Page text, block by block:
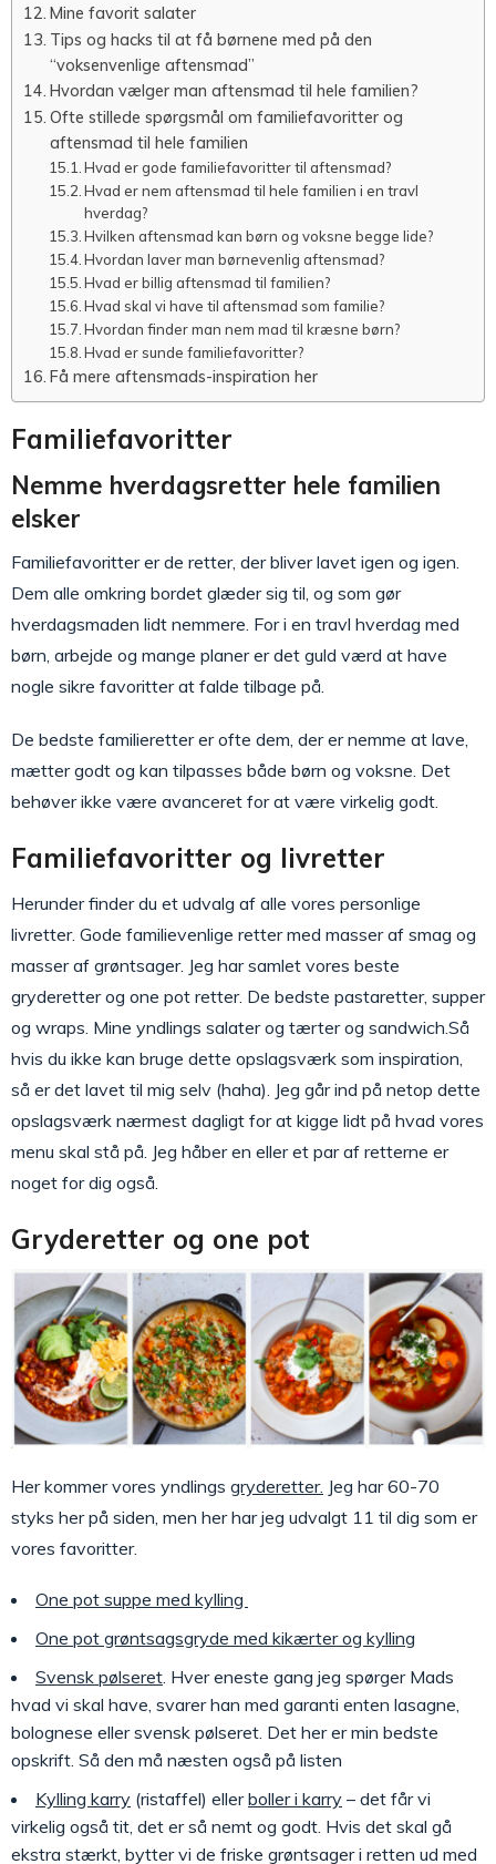
Mine favorit salater
Tips og hacks til at få børnene med på den
“voksenvenlige aftensmad”
Hvordan vælger man aftensmad til hele familien?
Ofte stillede spørgsmål om familiefavoritter og
aftensmad til hele familien
Hvad er gode familiefavoritter til aftensmad?
Hvad er nem aftensmad til hele familien i en travl
hverdag?
Hvilken aftensmad kan børn og voksne begge lide?
Hvordan laver man børnevenlig aftensmad?
Hvad er billig aftensmad til familien?
Hvad skal vi have til aftensmad som familie?
Hvordan finder man nem mad til kræsne børn?
Hvad er sunde familiefavoritter?
Få mere aftensmads-inspiration her
Familiefavoritter
Nemme hverdagsretter hele familien
elsker
Familiefavoritter er de retter, der bliver lavet igen og igen.
Dem alle omkring bordet glæder sig til, og som gør
hverdagsmaden lidt nemmere. For i en travl hverdag med
børn, arbejde og mange planer er det guld værd at have
nogle sikre favoritter at falde tilbage på.
De bedste familieretter er ofte dem, der er nemme at lave,
mætter godt og kan tilpasses både børn og voksne. Det
behøver ikke være avanceret for at være virkelig godt.
Familiefavoritter og livretter
Herunder finder du et udvalg af alle vores personlige
livretter. Gode familievenlige retter med masser af smag og
masser af grøntsager. Jeg har samlet vores beste
gryderetter og one pot retter. De bedste pastaretter, supper
og wraps. Mine yndlings salater og tærter og sandwich.Så
hvis du ikke kan bruge dette opslagsværk som inspiration,
så er det lavet til mig selv (haha). Jeg går ind på netop dette
opslagsværk nærmest dagligt for at kigge lidt på hvad vores
menu skal stå på. Jeg håber en eller et par af retterne er
noget for dig også.
Gryderetter og one pot
Her kommer vores yndlings gryderetter. Jeg har 60-70
styks her på siden, men her har jeg udvalgt 11 til dig som er
vores favoritter.
One pot suppe med kylling
One pot grøntsagsgryde med kikærter og kylling
Svensk pølseret . Hver eneste gang jeg spørger Mads
hvad vi skal have, svarer han med garanti enten lasagne,
bolognese eller svensk pølseret. Det her er min bedste
opskrift. Så den må næsten også på listen
Kylling karry (ristaffel) ellerboller i karry – det får vi
virkelig også tit, det er så nemt og godt. Hvis det skal gå
ekstra stærkt, bytter vi de friske grøntsager i retten ud med